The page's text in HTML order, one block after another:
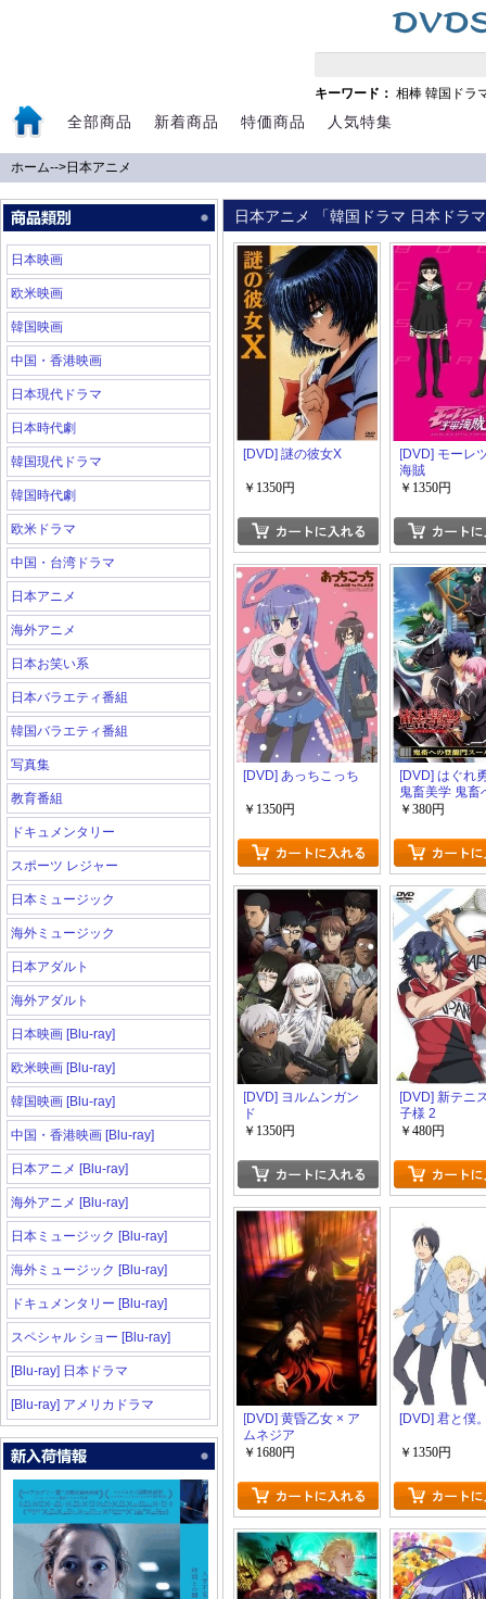
キーワード： 相棒 韓国ドラ
全部商品 新着商品 特価商品 人気特集
ホーム-->日本アニメ
日本映画
欧米映画
韓国映画
中国・香港映画
日本現代ドラマ
日本時代劇
韓国現代ドラマ
韓国時代劇
欧米ドラマ
中国・台湾ドラマ
日本アニメ
海外アニメ
日本お笑い系
日本バラエティ番組
韓国バラエティ番組
写真集
教育番組
ドキュメンタリー
スポーツ レジャー
日本ミュージック
海外ミュージック
日本アダルト
海外アダルト
日本映画 [Blu-ray]
欧米映画 [Blu-ray]
韓国映画 [Blu-ray]
中国・香港映画 [Blu-ray]
日本アニメ [Blu-ray]
海外アニメ [Blu-ray]
日本ミュージック [Blu-ray]
海外ミュージック [Blu-ray]
ドキュメンタリー [Blu-ray]
スペシャル ショー [Blu-ray]
[Blu-ray] 日本ドラマ
[Blu-ray] アメリカドラマ
日本アニメ 「韓国ドラマ 日本ドラ
[DVD] 謎の彼女X
￥1350円
[DVD] モーレ
海賊
￥1350円
[DVD] あっちこっち
￥1350円
[DVD] はぐれ
鬼畜美学 鬼畜
龍門スーパー
￥380円
[DVD] ヨルムンガン
ド
￥1350円
[DVD] 新テニ
子様 2
￥480円
[DVD] 黄昏乙女 × ア
ムネジア
￥1680円
[DVD] 君と僕
￥1350円